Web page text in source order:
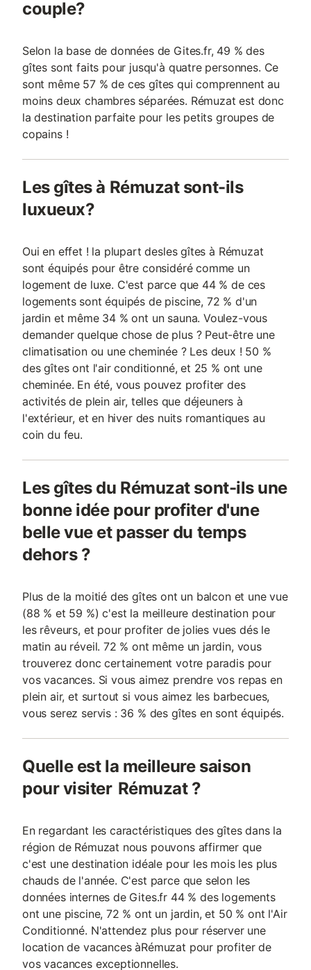
couple?
Selon la base de données de Gites.fr, 49 % des
gîtes sont faits pour jusqu'à quatre personnes. Ce
sont même 57 % de ces gîtes qui comprennent au
moins deux chambres séparées. Rémuzat est donc
la destination parfaite pour les petits groupes de
copains !
Les gîtes à Rémuzat sont-ils
luxueux?
Oui en effet ! la plupart desles gîtes à Rémuzat
sont équipés pour être considéré comme un
logement de luxe. C'est parce que 44 % de ces
logements sont équipés de piscine, 72 % d'un
jardin et même 34 % ont un sauna. Voulez-vous
demander quelque chose de plus ? Peut-être une
climatisation ou une cheminée ? Les deux ! 50 %
des gîtes ont l'air conditionné, et 25 % ont une
cheminée. En été, vous pouvez profiter des
activités de plein air, telles que déjeuners à
l'extérieur, et en hiver des nuits romantiques au
coin du feu.
Les gîtes du Rémuzat sont-ils une
bonne idée pour profiter d'une
belle vue et passer du temps
dehors ?
Plus de la moitié des gîtes ont un balcon et une vue
(88 % et 59 %) c'est la meilleure destination pour
les rêveurs, et pour profiter de jolies vues dés le
matin au réveil. 72 % ont même un jardin, vous
trouverez donc certainement votre paradis pour
vos vacances. Si vous aimez prendre vos repas en
plein air, et surtout si vous aimez les barbecues,
vous serez servis : 36 % des gîtes en sont équipés.
Quelle est la meilleure saison
pour visiter Rémuzat ?
En regardant les caractéristiques des gîtes dans la
région de Rémuzat nous pouvons affirmer que
c'est une destination idéale pour les mois les plus
chauds de l'année. C'est parce que selon les
données internes de Gites.fr 44 % des logements
ont une piscine, 72 % ont un jardin, et 50 % ont l'Air
Conditionné. N'attendez plus pour réserver une
location de vacances àRémuzat pour profiter de
vos vacances exceptionnelles.